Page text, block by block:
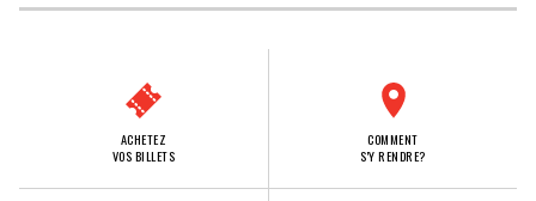
ACHETEZ
VOS BILLETS
COMMENT
S'Y RENDRE?